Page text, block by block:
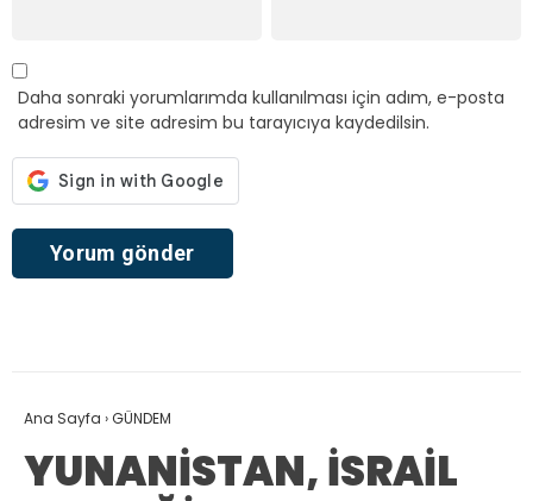
Daha sonraki yorumlarımda kullanılması için adım, e-posta
adresim ve site adresim bu tarayıcıya kaydedilsin.
Ana Sayfa ›GÜNDEM
YUNANİSTAN, İSRAİL